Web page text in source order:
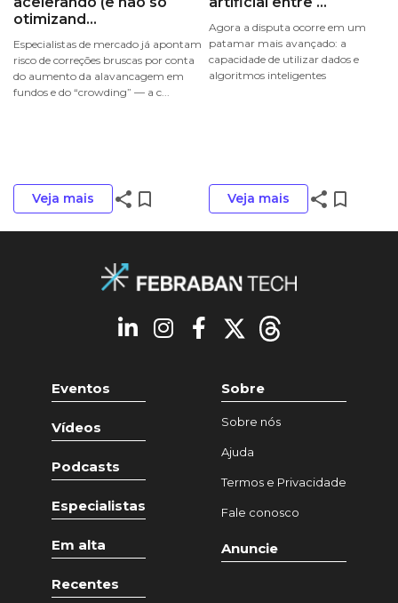
otimizand...
Especialistas de mercado já apontam
risco de correções bruscas por conta
do aumento da alavancagem em
fundos e do “crowding” — a c...
Veja mais share bookmark_border
Agora a disputa ocorre em um
patamar mais avançado: a
capacidade de utilizar dados e
algoritmos inteligentes
Veja mais share bookmark_border
Eventos
Vídeos
Podcasts
Especialistas
Em alta
Recentes
Sobre
Sobre nós
Ajuda
Termos e Privacidade
Fale conosco
Anuncie